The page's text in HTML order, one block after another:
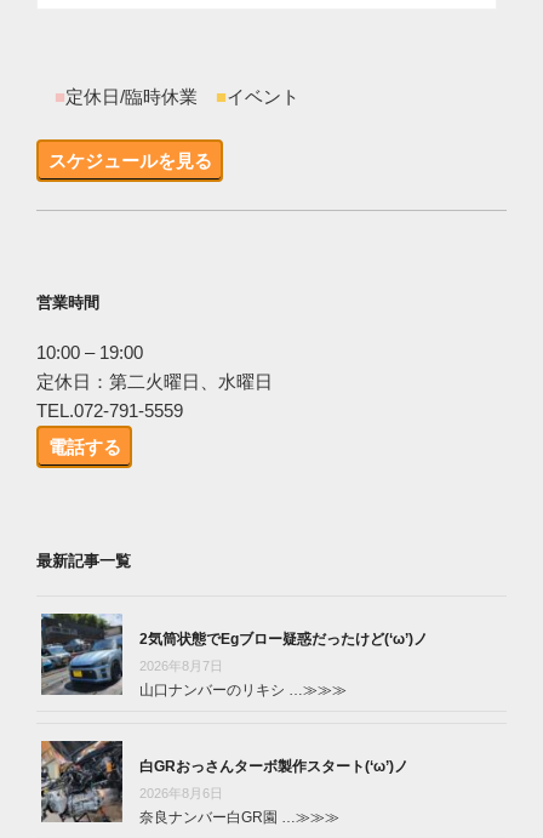
■定休日/臨時休業 ■イベント
スケジュールを見る
営業時間
10:00 – 19:00
定休日：第二火曜日、水曜日
TEL.072-791-5559
電話する
最新記事一覧
2気筒状態でEgブロー疑惑だったけど(‘ω’)ノ
2026年8月7日
山口ナンバーのリキシ …≫≫≫
白GRおっさんターボ製作スタート(‘ω’)ノ
2026年8月6日
奈良ナンバー白GR園 …≫≫≫